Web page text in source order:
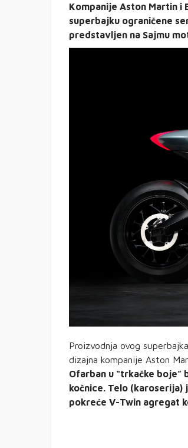
Kompanije Aston Martin i
superbajku ograničene
predstavljen na Sajmu
Proizvodnja ovog
dizajna kompanije Aston
Ofarban u “trkačke boje”
kočnice. Telo
pokreće V-Twin agregat